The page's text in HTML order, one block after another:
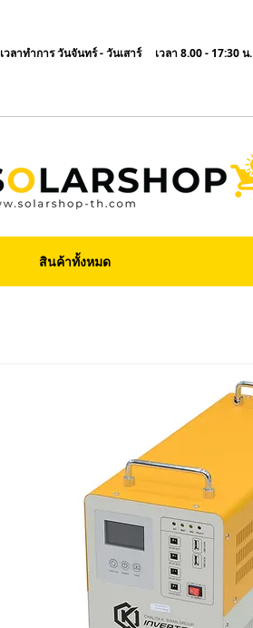
เวลาทำการ วันจันทร์ - วันเสาร์ เวลา 8.00 - 17:30 น.
สินค้าทั้งหมด